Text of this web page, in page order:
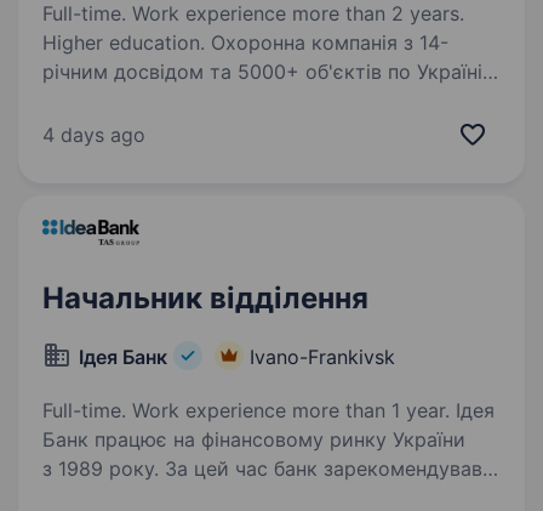
Full-time. Work experience more than 2 years.
Higher education. Охоронна компанія з 14-
річним досвідом та 5000+ об'єктів по Україні
Франківську. Філія вже працює — є команда, є
4 days ago
Начальник відділення
Ідея Банк Ivano-Frankivsk
Full-time. Work experience more than 1 year. Ідея
Банк працює на фінансовому ринку України
з 1989 року. За цей час банк зарекомендував